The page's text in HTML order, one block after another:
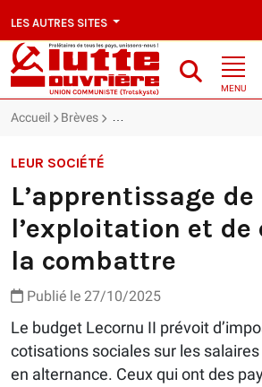
LES AUTRES SITES
MENU
Accueil Brèves L’apprentissage de
LEUR SOCIÉTÉ
L’apprentissage de
l’exploitation et de
la combattre
Publié le 27/10/2025
Le budget Lecornu II prévoit
cotisations sociales sur les
en alternance. Ceux qui ont des